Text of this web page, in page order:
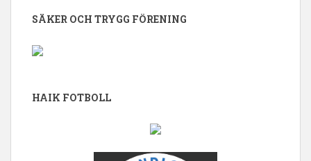
SÄKER OCH TRYGG FÖRENING
HAIK FOTBOLL